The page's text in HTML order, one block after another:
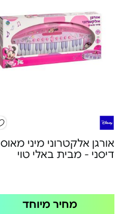
אורגן אלקטרוני מיני מאוס
דיסני - מבית באלי טוי
מחיר מיוחד